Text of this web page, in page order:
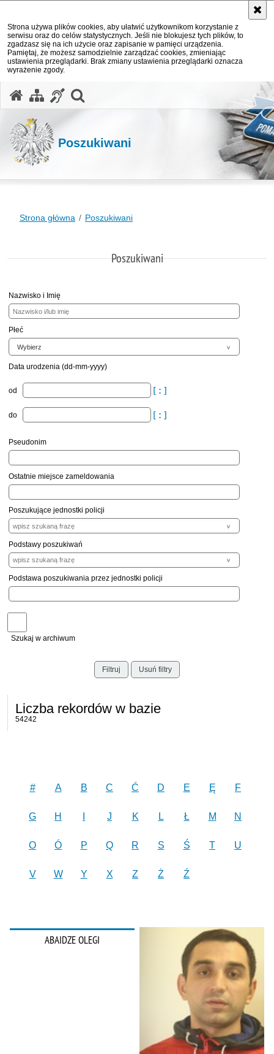
Strona używa plików cookies, aby ułatwić użytkownikom korzystanie z
serwisu oraz do celów statystycznych. Jeśli nie blokujesz tych plików, to
zgadzasz się na ich użycie oraz zapisanie w pamięci urządzenia.
Pamiętaj, że możesz samodzielnie zarządzać cookies, zmieniając
ustawienia przeglądarki. Brak zmiany ustawienia przeglądarki oznacza
wyrażenie zgody.
Poszukiwani
Strona główna Poszukiwani
Poszukiwani
Nazwisko i Imię
Płeć
Data urodzenia (dd-mm-yyyy)
od
do
Pseudonim
Ostatnie miejsce zameldowania
Poszukujące jednostki policji
Podstawy poszukiwań
Podstawa poszukiwania przez jednostki policji
Szukaj w archiwum
Filtruj Usuń filtry
Liczba rekordów w bazie
54242
# A B C Ć D E Ę F
G H J K L Ł M N
O Ó P Q R S Ś T U
V W Y X Z Ż Ź
ABAIDZE OLEGI